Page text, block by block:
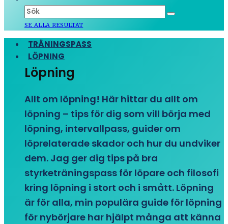
SE ALLA RESULTAT
TRÄNINGSPASS
LÖPNING
Löpning
Allt om löpning! Här hittar du allt om
löpning – tips för dig som vill börja med
löpning, intervallpass, guider om
löprelaterade skador och hur du undviker
dem. Jag ger dig tips på bra
styrketräningspass för löpare och filosofi
kring löpning i stort och i smått. Löpning
är för alla, min populära guide för löpning
för nybörjare har hjälpt många att känna